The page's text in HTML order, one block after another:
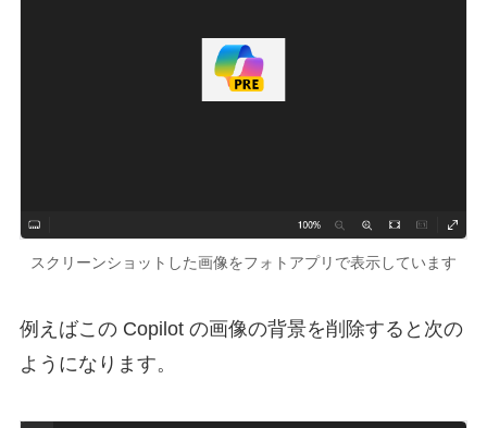
スクリーンショットした画像をフォトアプリで表示しています
例えばこの Copilot の画像の背景を削除すると次の
ようになります。